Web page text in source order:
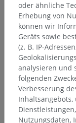
oder ähnliche
Erhebung von
können wir
Geräts sowie
(z. B. IP-
analysieren und
folgenden
Verbesserung
Nutzungsdaten,